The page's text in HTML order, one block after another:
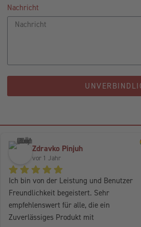
Nachricht
Zdravko Pinjuh
vor 1 Jahr
Ich bin von der Leistung und Benutzer
Freundlichkeit begeistert. Sehr
empfehlenswert für alle, die ein
Zuverlässiges Produkt mit